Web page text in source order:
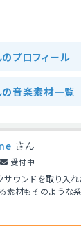
プロフィール
音楽素材一覧
さん
受付中
サウンドを取り入
素材もそのような